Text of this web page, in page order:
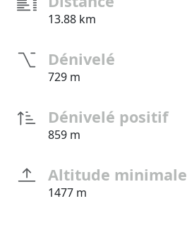
13.88 km
Dénivelé
729 m
Dénivelé positif
859 m
Altitude minimale
1477 m